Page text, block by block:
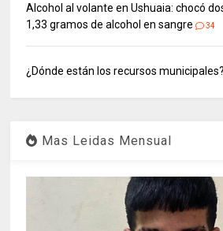
Alcohol al volante en Ushuaia: chocó
1,33 gramos de alcohol en sangre
34
¿Dónde están los recursos
Mas Leidas Mensual